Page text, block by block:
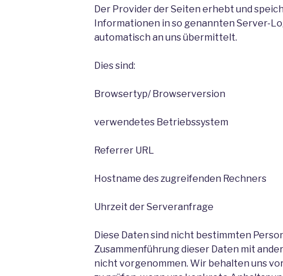
Der Provider der Seiten erhebt und
Informationen in so genannten Server-
automatisch an uns übermittelt.
Dies sind:
Browsertyp/ Browserversion
verwendetes Betriebssystem
Referrer URL
Hostname des zugreifenden Rechners
Uhrzeit der Serveranfrage
Diese Daten sind nicht bestimmten
Zusammenführung dieser Daten mit
nicht vorgenommen. Wir behalten uns